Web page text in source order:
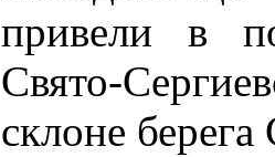
привели в
Свято-
склоне